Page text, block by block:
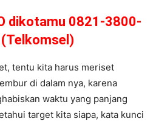
dikotamu 0821-3800-
tentu kita harus meriset
di dalam nya, karena
waktu yang panjang
target kita siapa, kata kunci